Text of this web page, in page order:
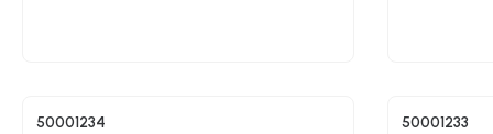
50001234 50001233